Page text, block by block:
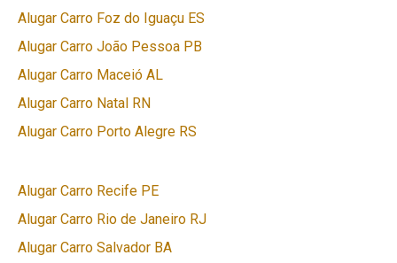
Alugar Carro Foz do Iguaçu ES
Alugar Carro João Pessoa PB
Alugar Carro Maceió AL
Alugar Carro Natal RN
Alugar Carro Porto Alegre RS
Alugar Carro Recife PE
Alugar Carro Rio de Janeiro RJ
Alugar Carro Salvador BA